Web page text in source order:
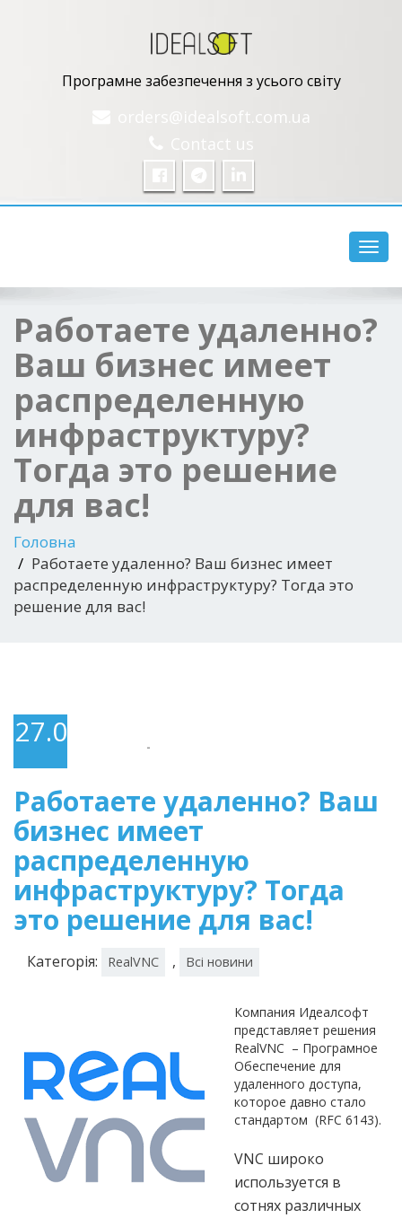
Програмне забезпечення з усього світу
orders@idealsoft.com.ua
Contact us
Работаете удаленно?
Ваш бизнес имеет
распределенную
инфраструктуру?
Тогда это решение
для вас!
Головна
Работаете удаленно? Ваш бизнес имеет
распределенную инфраструктуру? Тогда это
решение для вас!
27.05.2020 -
Работаете удаленно? Ваш
бизнес имеет
распределенную
инфраструктуру? Тогда
это решение для вас!
Категорія: RealVNC , Всі новини
Компания Идеалсофт
представляет решения
RealVNC – Програмное
Обеспечение для
удаленного доступа,
которое давно стало
стандартом (RFC 6143).
VNC широко
используется в
сотнях различных